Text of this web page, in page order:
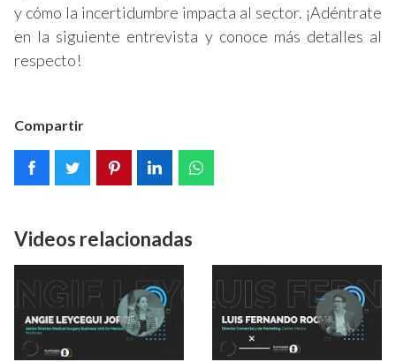
y cómo la incertidumbre impacta al sector. ¡Adéntrate
en la siguiente entrevista y conoce más detalles al
respecto!
Compartir
Videos relacionadas